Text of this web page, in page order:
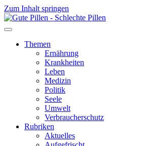
Zum Inhalt springen
Themen
Ernährung
Krankheiten
Leben
Medizin
Politik
Seele
Umwelt
Verbraucherschutz
Rubriken
Aktuelles